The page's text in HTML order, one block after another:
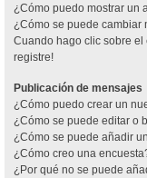
¿Cómo puedo mostrar un
¿Cómo se puede cambiar
Cuando hago clic sobre el
registre!
Publicación de mensajes
¿Cómo puedo crear un
¿Cómo se puede editar o
¿Cómo se puede añadir
¿Cómo creo una
¿Por qué no se puede